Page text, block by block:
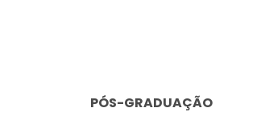
PÓS-GRADUAÇÃO